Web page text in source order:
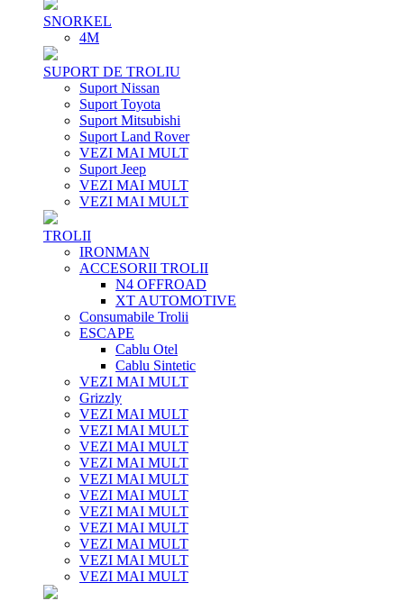
SNORKEL
4M
SUPORT DE TROLIU
Suport Nissan
Suport Toyota
Suport Mitsubishi
Suport Land Rover
VEZI MAI MULT
Suport Jeep
VEZI MAI MULT
VEZI MAI MULT
TROLII
IRONMAN
ACCESORII TROLII
N4 OFFROAD
XT AUTOMOTIVE
Consumabile Trolii
ESCAPE
Cablu Otel
Cablu Sintetic
VEZI MAI MULT
Grizzly
VEZI MAI MULT
VEZI MAI MULT
VEZI MAI MULT
VEZI MAI MULT
VEZI MAI MULT
VEZI MAI MULT
VEZI MAI MULT
VEZI MAI MULT
VEZI MAI MULT
VEZI MAI MULT
VEZI MAI MULT